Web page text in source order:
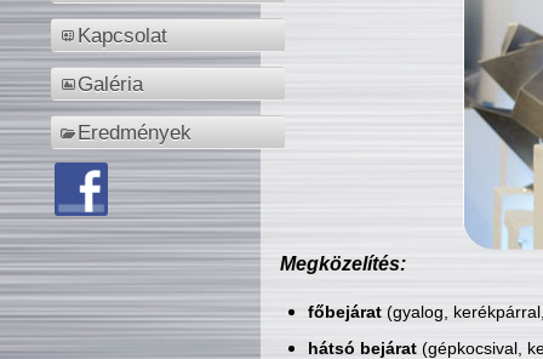
Kapcsolat
Galéria
Eredmények
Megközelítés:
főbejárat(gyalog,
hátsó bejárat(gépkocsival,